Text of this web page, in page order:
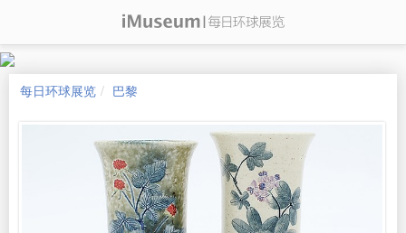
每日环球展览 巴黎